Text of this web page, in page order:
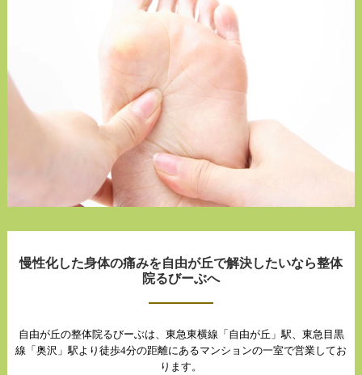
慢性化した身体の痛みを自由が丘で解決したいなら整体
院るびーぶへ
自由が丘の整体院るびーぶは、東急東横線「自由が丘」駅、東急目黒
線「奥沢」駅より徒歩4分の距離にあるマンションの一室で営業してお
ります。